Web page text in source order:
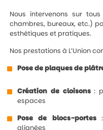
Nous intervenons sur
chambres, bureaux, etc.)
esthétiques et pratiques.
Nos prestations à L’Union
Pose de plaques de
Création de cloisons:
espaces
Pose de blocs-portes:
alignées